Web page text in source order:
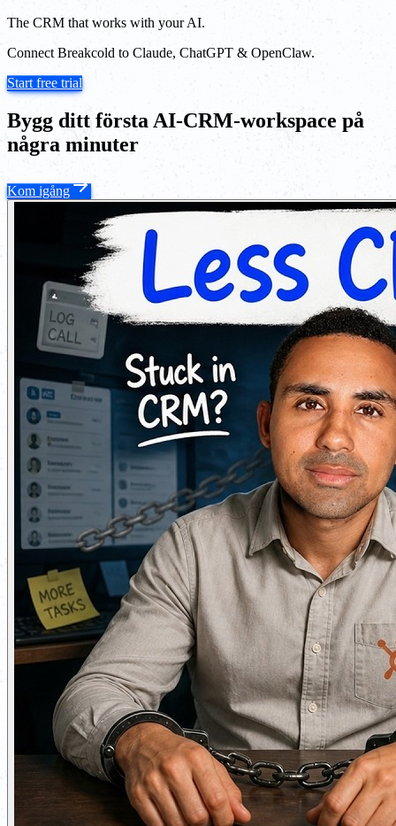
The CRM that works with your AI.
Connect Breakcold to Claude, ChatGPT & OpenClaw.
Start free trial
Bygg ditt första AI-CRM-workspace på
några minuter
Kom igång